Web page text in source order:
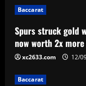
Baccarat
Spurs struck gold
now worth 2x
xc2633.com 12/
Baccarat